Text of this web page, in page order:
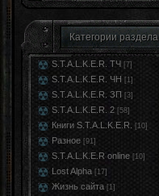
Категории раздела
S.T.A.L.K.E.R. ТЧ [7]
S.T.A.L.K.E.R. ЧН [1]
S.T.A.L.K.E.R. ЗП [3]
S.T.A.L.K.E.R. 2 [58]
Книги S.T.A.L.K.E.R. [10]
Разное [91]
S.T.A.L.K.E.R online [10]
Lost Alpha [17]
Жизнь сайта [1]